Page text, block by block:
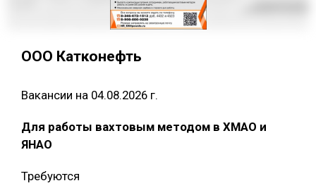
ООО Катконефть
Вакансии на 04.08.2026 г.
Для работы вахтовым методом в ХМАО и
ЯНАО
Требуются